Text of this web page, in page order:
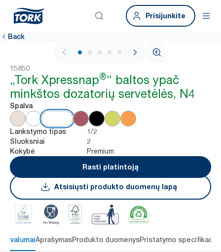
Prisijunkite
Back
1 / 6
15850
„Tork Xpressnap®“ baltos ypač
minkštos dozatorių servetėlės, N4
Spalva
Lankstymo tipas 1/2
Sluoksniai 2
Kokybė
Premium
Rasti platintoją
Atsisiųsti produkto duomenų lapą
AprašymasProdukto duomenysPristatymo